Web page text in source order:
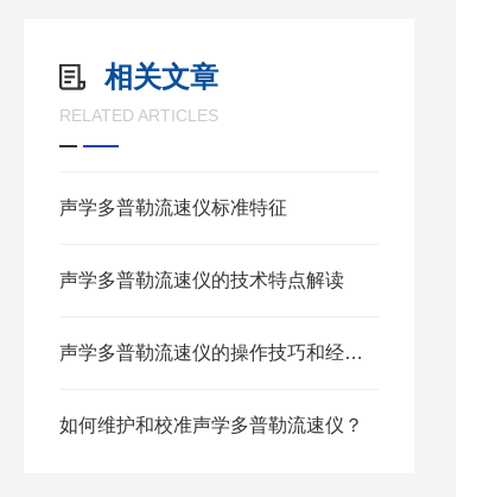
相关文章
RELATED ARTICLES
声学多普勒流速仪标准特征
声学多普勒流速仪的技术特点解读
声学多普勒流速仪的操作技巧和经验分享
如何维护和校准声学多普勒流速仪？